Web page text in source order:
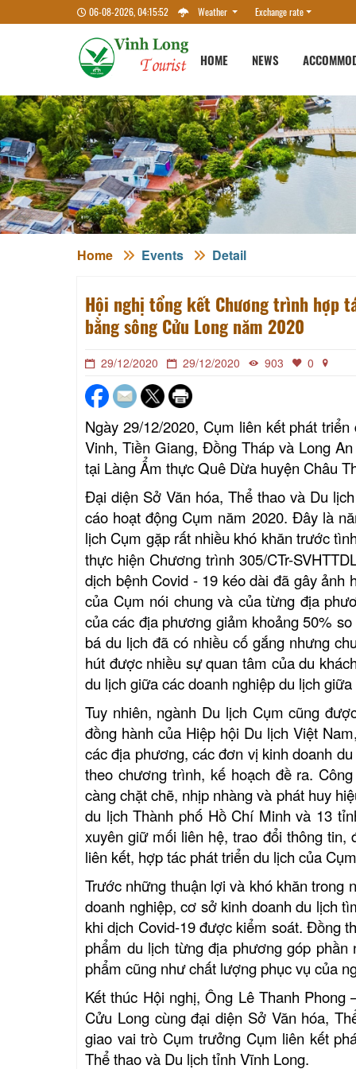
06-08-2026, 04:15:52 Weather Exchange rate
HOME NEWS
Home Events Detail
Hội nghị tổng kết Chương trình hợp
bằng sông Cửu Long năm 2020
29/12/2020 29/12/2020 903 0
Ngày 29/12/2020, Cụm liên kết phát
Vinh, Tiền Giang, Đồng Tháp và Long
tại Làng Ẩm thực Quê Dừa huyện Châu
Đại diện Sở Văn hóa, Thể thao và Du
cáo hoạt động Cụm năm 2020. Đây là
lịch Cụm gặp rất nhiều khó khăn trước
thực hiện Chương trình 305/CTr-
dịch bệnh Covid - 19 kéo dài đã gây ảnh
của Cụm nói chung và của từng địa
của các địa phương giảm khoảng 50% so
bá du lịch đã có nhiều cố gắng nhưng
hút được nhiều sự quan tâm của du
du lịch giữa các doanh nghiệp du lịch
Tuy nhiên, ngành Du lịch Cụm cũng
đồng hành của Hiệp hội Du lịch Việt
các địa phương, các đơn vị kinh doanh
theo chương trình, kế hoạch đề ra.
càng chặt chẽ, nhịp nhàng và phát huy
du lịch Thành phố Hồ Chí Minh và 13
xuyên giữ mối liên hệ, trao đổi thông
liên kết, hợp tác phát triển du lịch của
Trước những thuận lợi và khó khăn trong
doanh nghiệp, cơ sở kinh doanh du lịch
khi dịch Covid-19 được kiểm soát. Đồng
phẩm du lịch từng địa phương góp
phẩm cũng như chất lượng phục vụ của
Kết thúc Hội nghị, Ông Lê Thanh
Cửu Long cùng đại diện Sở Văn hóa,
giao vai trò Cụm trưởng Cụm liên kết
Thể thao và Du lịch tỉnh Vĩnh Long.